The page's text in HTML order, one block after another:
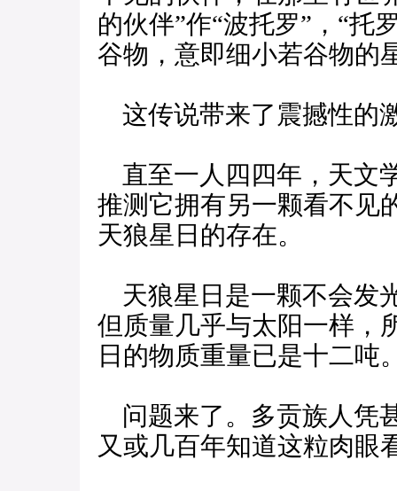
的伙伴”作“波托罗”，“托
谷物，意即细小若谷物的
这传说带来了震撼性的
直至一人四四年，天文
推测它拥有另一颗看不见
天狼星日的存在。
天狼星日是一颗不会发
但质量几乎与太阳一样，
日的物质重量已是十二吨
问题来了。多贡族人凭
又或几百年知道这粒肉眼